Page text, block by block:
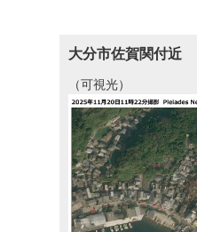
大分市佐賀関付近
（可視光）